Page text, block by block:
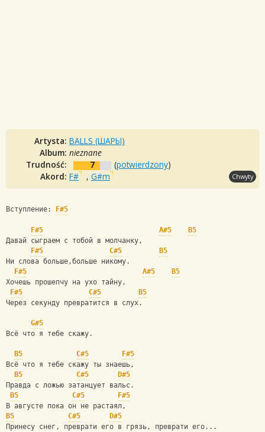
Artysta: BALLS (ШАРЫ)
Album: nieznane
Trudność:
7 (potwierdzony)
Akord: F# , G#m Chwyty
Вступление: F#5
F#5 A#5
B5
Давай сыграем с тобой в молчанку,
F#5
C#5
B5
Ни слова больше,больше никому.
F#5
A#5
B5
Хочешь прошепчу на ухо тайну,
F#5
C#5
B5
Через секунду превратится в слух.
G#5
Всё что я тебе скажу.
B5 C#5
F#5
Всё что я тебе скажу ты знаешь,
B5
C#5
D#5
Правда с ложью затанцует вальс.
B5
C#5
F#5
В августе пока он не растаял,
B5
C#5
D#5
Принесу снег, преврати его в грязь, преврати его...